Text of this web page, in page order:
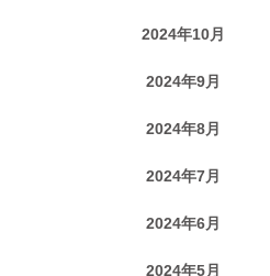
2024年10月
2024年9月
2024年8月
2024年7月
2024年6月
2024年5月